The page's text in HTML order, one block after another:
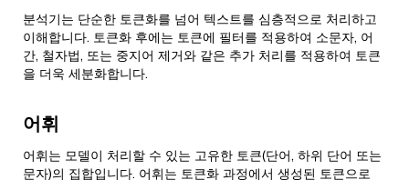
분석기는 단순한 토큰화를 넘어 텍스트를 심층적으로 처리하고
이해합니다. 토큰화 후에는 토큰에 필터를 적용하여 소문자, 어
간, 철자법, 또는 중지어 제거와 같은 추가 처리를 적용하여 토큰
을 더욱 세분화합니다.
어휘
어휘는 모델이 처리할 수 있는 고유한 토큰(단어, 하위 단어 또는
문자)의 집합입니다. 어휘는 토큰화 과정에서 생성된 토큰으로